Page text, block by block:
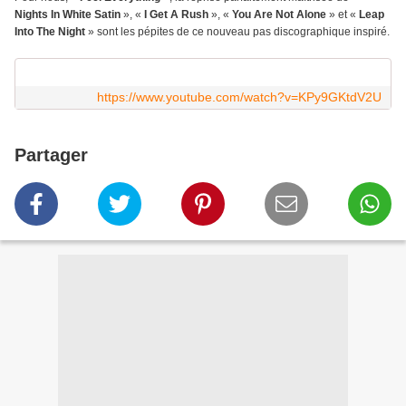
Nights In White Satin », « I Get A Rush », « You Are Not Alone » et « Leap
Into The Night » sont les pépites de ce nouveau pas discographique inspiré.
https://www.youtube.com/watch?v=KPy9GKtdV2U
Partager